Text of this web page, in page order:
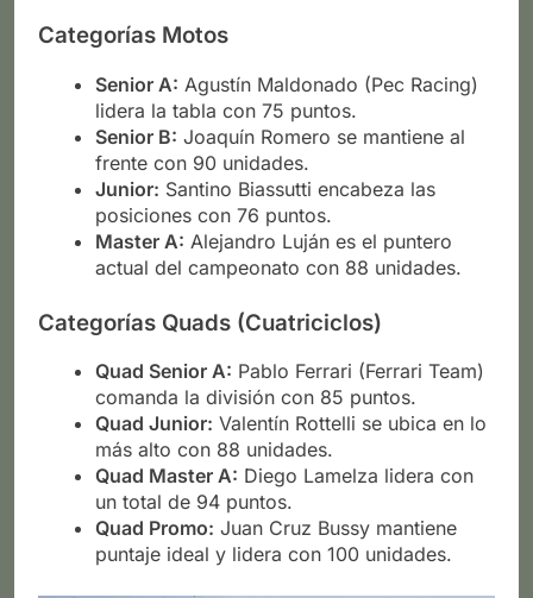
Categorías Motos
Senior A: Agustín Maldonado (Pec Racing)
lidera la tabla con 75 puntos.
Senior B: Joaquín Romero se mantiene al
frente con 90 unidades.
Junior: Santino Biassutti encabeza las
posiciones con 76 puntos.
Master A: Alejandro Luján es el puntero
actual del campeonato con 88 unidades.
Categorías Quads (Cuatriciclos)
Quad Senior A: Pablo Ferrari (Ferrari Team)
comanda la división con 85 puntos.
Quad Junior: Valentín Rottelli se ubica en lo
más alto con 88 unidades.
Quad Master A: Diego Lamelza lidera con
un total de 94 puntos.
Quad Promo: Juan Cruz Bussy mantiene
puntaje ideal y lidera con 100 unidades.